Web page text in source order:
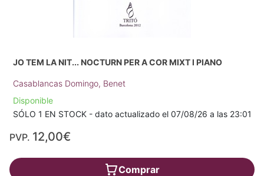
JO TEM LA NIT... NOCTURN PER A COR MIXT I PIANO
Casablancas Domingo, Benet
Disponible
SÓLO 1 EN STOCK - dato actualizado el 07/08/26 a las 23:01
PVP. 12,00€
Comprar